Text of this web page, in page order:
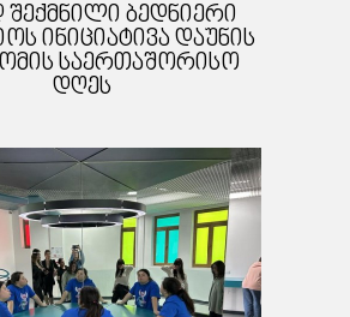
ბედნიერი
ინიციატივა დაუნის
საერთაშორისო
დღეს